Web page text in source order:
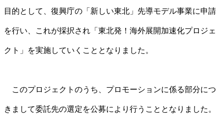
目的として、復興庁の「新しい東北」先導モデル事業に申請
を行い、これが採択され「東北発！海外展開加速化プロジェ
クト」を実施していくこととなりました。
このプロジェクトのうち、プロモーションに係る部分につ
きまして委託先の選定を公募により行うこととなりました。